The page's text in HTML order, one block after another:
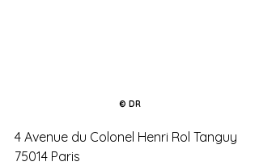
© DR
4 Avenue du Colonel Henri Rol Tanguy
75014 Paris